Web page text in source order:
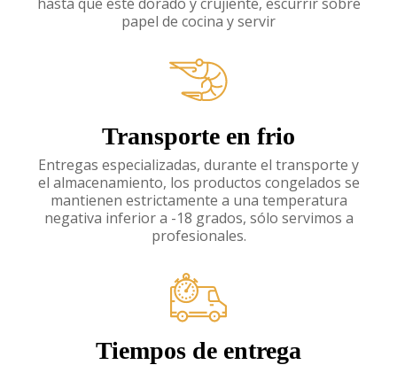
papel de cocina y servir
Transporte en frio
Entregas especializadas, durante el transporte y
el almacenamiento, los productos congelados se
mantienen estrictamente a una temperatura
negativa inferior a -18 grados, sólo servimos a
profesionales.
Tiempos de entrega